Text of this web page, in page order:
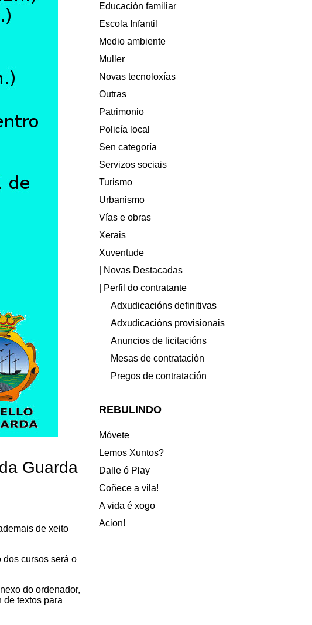
Guarda
de xeito
dos cursos será o
do ordenador,
de textos para
Educación familiar
Escola Infantil
Medio ambiente
Muller
Novas tecnoloxías
Outras
Patrimonio
Policía local
Sen categoría
Servizos sociais
Turismo
Urbanismo
Vías e obras
Xerais
Xuventude
| Novas Destacadas
| Perfil do contratante
Adxudicacións definitivas
Adxudicacións provisionais
Anuncios de licitacións
Mesas de contratación
Pregos de contratación
REBULINDO
Móvete
Lemos Xuntos?
Dalle ó Play
Coñece a vila!
A vida é xogo
Acion!